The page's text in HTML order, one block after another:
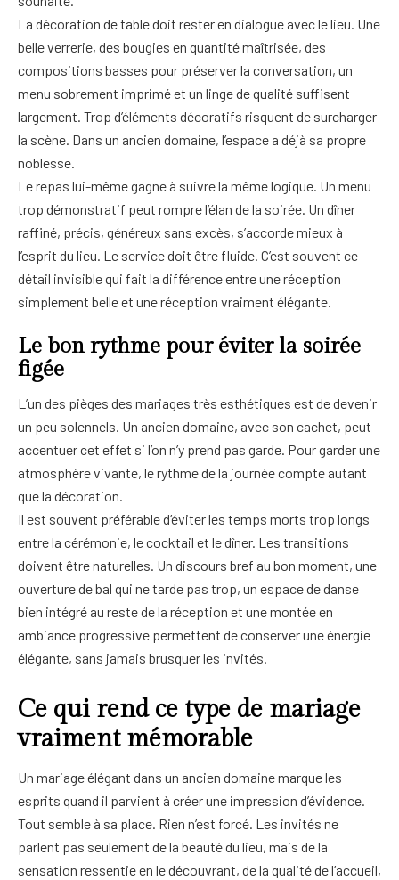
La décoration de table doit rester en dialogue avec le lieu. Une
belle verrerie, des bougies en quantité maîtrisée, des
compositions basses pour préserver la conversation, un
menu sobrement imprimé et un linge de qualité suffisent
largement. Trop d’éléments décoratifs risquent de surcharger
la scène. Dans un ancien domaine, l’espace a déjà sa propre
noblesse.
Le repas lui-même gagne à suivre la même logique. Un menu
trop démonstratif peut rompre l’élan de la soirée. Un dîner
raffiné, précis, généreux sans excès, s’accorde mieux à
l’esprit du lieu. Le service doit être fluide. C’est souvent ce
détail invisible qui fait la différence entre une réception
simplement belle et une réception vraiment élégante.
Le bon rythme pour éviter la soirée
figée
L’un des pièges des mariages très esthétiques est de devenir
un peu solennels. Un ancien domaine, avec son cachet, peut
accentuer cet effet si l’on n’y prend pas garde. Pour garder une
atmosphère vivante, le rythme de la journée compte autant
que la décoration.
Il est souvent préférable d’éviter les temps morts trop longs
entre la cérémonie, le cocktail et le dîner. Les transitions
doivent être naturelles. Un discours bref au bon moment, une
ouverture de bal qui ne tarde pas trop, un espace de danse
bien intégré au reste de la réception et une montée en
ambiance progressive permettent de conserver une énergie
élégante, sans jamais brusquer les invités.
Ce qui rend ce type de mariage
vraiment mémorable
Un mariage élégant dans un ancien domaine marque les
esprits quand il parvient à créer une impression d’évidence.
Tout semble à sa place. Rien n’est forcé. Les invités ne
parlent pas seulement de la beauté du lieu, mais de la
sensation ressentie en le découvrant, de la qualité de l’accueil,